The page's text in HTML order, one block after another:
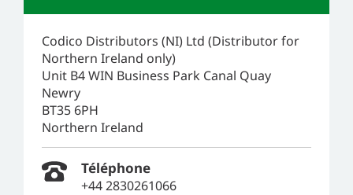
Codico Distributors (NI) Ltd (Distributor for
Northern Ireland only)
Unit B4 WIN Business Park Canal Quay
Newry
BT35 6PH
Northern Ireland
Téléphone
+44 2830261066